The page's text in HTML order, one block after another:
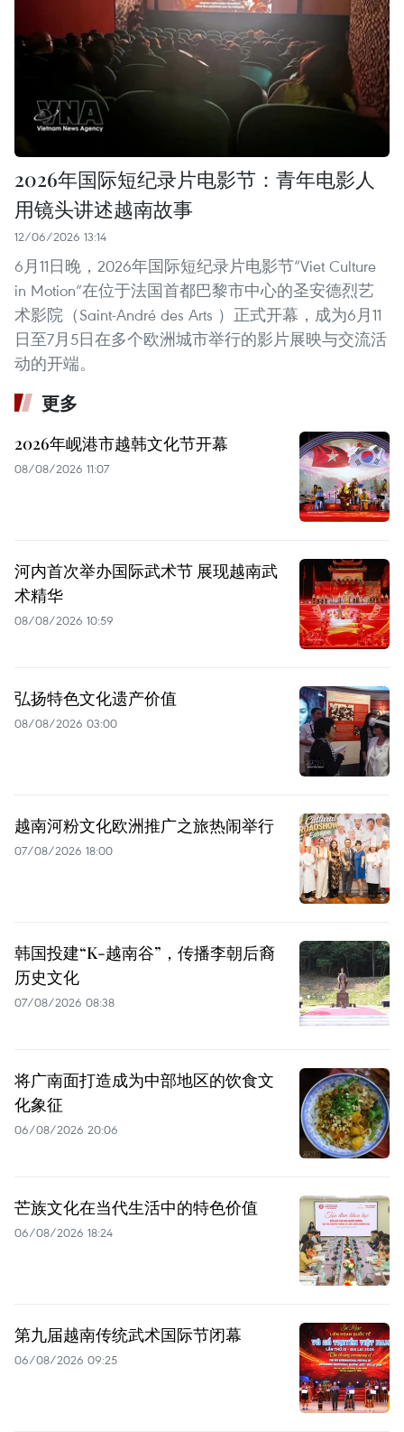
2026年国际短纪录片电影节：青年电影人
用镜头讲述越南故事
12/06/2026 13:14
6月11日晚，2026年国际短纪录片电影节“Viet Culture
in Motion”在位于法国首都巴黎市中心的圣安德烈艺
术影院（Saint-André des Arts ）正式开幕，成为6月11
日至7月5日在多个欧洲城市举行的影片展映与交流活
动的开端。
更多
2026年岘港市越韩文化节开幕
08/08/2026 11:07
河内首次举办国际武术节 展现越南武
术精华
08/08/2026 10:59
弘扬特色文化遗产价值
08/08/2026 03:00
越南河粉文化欧洲推广之旅热闹举行
07/08/2026 18:00
韩国投建“K-越南谷”，传播李朝后裔
历史文化
07/08/2026 08:38
将广南面打造成为中部地区的饮食文
化象征
06/08/2026 20:06
芒族文化在当代生活中的特色价值
06/08/2026 18:24
第九届越南传统武术国际节闭幕
06/08/2026 09:25